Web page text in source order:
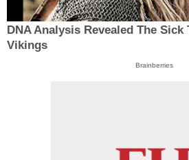
DNA Analysis Revealed The
Vikings
Brainberries